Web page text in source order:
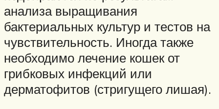
анализа выращивания
бактериальных культур и тестов на
чувствительность. Иногда также
необходимо лечение кошек от
грибковых инфекций или
дерматофитов (стригущего лишая).